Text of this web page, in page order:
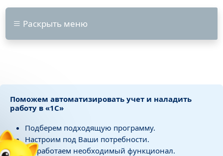
Раскрыть меню
Поможем автоматизировать учет и наладить
работу в «1С»
Подберем подходящую программу.
Настроим под Ваши потребности.
Разработаем необходимый функционал.
✕
обучение